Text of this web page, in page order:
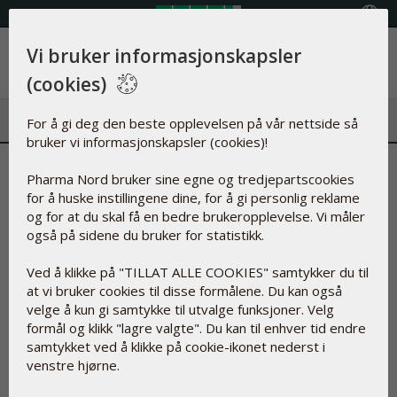
Sommer og ingen sol, på tide å
starte med D-Pearls nå!
De fleste av oss har kanskje hørt at vitamin D kan
produseres i huden ved soleksponering.
Det stemmer, vitamin D dannes i huden under solstråling
(UVB-stråling). Her i nord er imidlertid solen ikke sterk nok til
å stimulere vitamin D produksjon under vinterhalvåret.
Vi er derfor avhengige av å få tilført vitamin D gjennom
Vi bruker informasjonskapsler
(cookies)
For å gi deg den beste opplevelsen på vår nettside så
bruker vi informasjonskapsler (cookies)!
Pharma Nord bruker sine egne og tredjepartscookies
for å huske instillingene dine, for å gi personlig reklame
og for at du skal få en bedre brukeropplevelse. Vi måler
også på sidene du bruker for statistikk.
Ved å klikke på "TILLAT ALLE COOKIES" samtykker du til
at vi bruker cookies til disse formålene. Du kan også
velge å kun gi samtykke til utvalge funksjoner. Velg
formål og klikk "lagre valgte". Du kan til enhver tid endre
samtykket ved å klikke på cookie-ikonet nederst i
venstre hjørne.